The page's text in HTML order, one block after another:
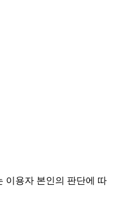
이용자 본인의 판단에 따